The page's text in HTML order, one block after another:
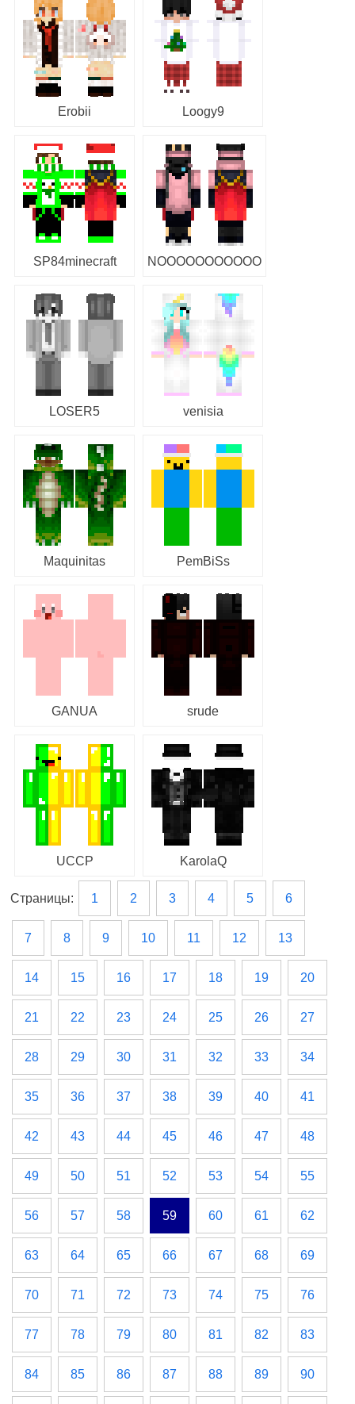
Erobii Loogy9
SP84minecraft NOOOOOOOOOOO
LOSER5 venisia
Maquinitas PemBiSs
GANUA srude
UCCP KarolaQ
Страницы: 1 2 3 4 5 6
7 8 9 10 11 12 13
14 15 16 17 18 19 20
21 22 23 24 25 26 27
28 29 30 31 32 33 34
35 36 37 38 39 40 41
42 43 44 45 46 47 48
49 50 51 52 53 54 55
56 57 58 59 60 61 62
63 64 65 66 67 68 69
70 71 72 73 74 75 76
77 78 79 80 81 82 83
84 85 86 87 88 89 90